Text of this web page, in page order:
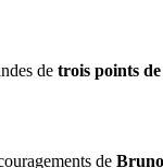
de trois points
de